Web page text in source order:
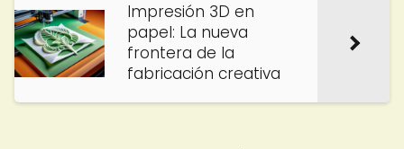
Impresión 3D en
papel: La nueva
frontera de la
fabricación creativa